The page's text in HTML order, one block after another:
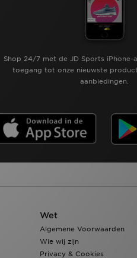
Shop 24/7 met de JD Sports iPhone-
toegang tot onze nieuwste
aanbiedingen.
Wet
Algemene Voorwaarden
Wie wij zijn
Privacy & Cookies